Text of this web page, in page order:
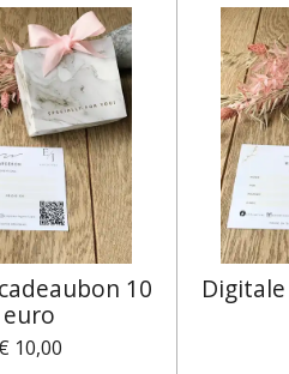
10
euro
€ 10,00